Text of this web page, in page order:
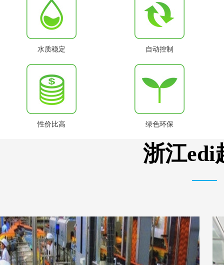
水质稳定 自动控制
性价比高 绿色环保
浙江edi